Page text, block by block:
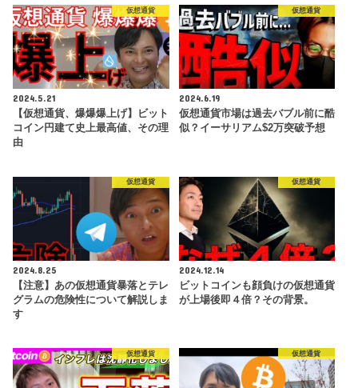
仮想通貨
2024.5.21
【仮想通貨、爆爆爆上げ】ビット
コイン円建て史上最高値、その理
由
仮想通貨
2024.6.19
仮想通貨市場は過去バブル前に酷
似？イーサリアム$2万突破予想
仮想通貨
2024.8.25
【注意】あの仮想通貨暴落とテレ
グラムの危険性について解説しま
す
仮想通貨
2024.12.14
ビットコインも顔負けの仮想通貨
が上場後即４倍？その背景。
仮想通貨 仮想通貨